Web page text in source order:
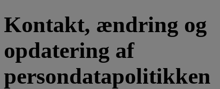
Kontakt, ændring og
opdatering af
persondatapolitikken